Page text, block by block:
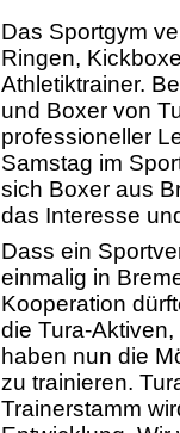
Das Sportgym
Ringen,
Athletiktrainer.
und Boxer von
professioneller
Samstag im
sich Boxer aus
das Interesse
Dass ein
einmalig in
Kooperation
die Tura-
haben nun die
zu trainieren.
Trainerstamm